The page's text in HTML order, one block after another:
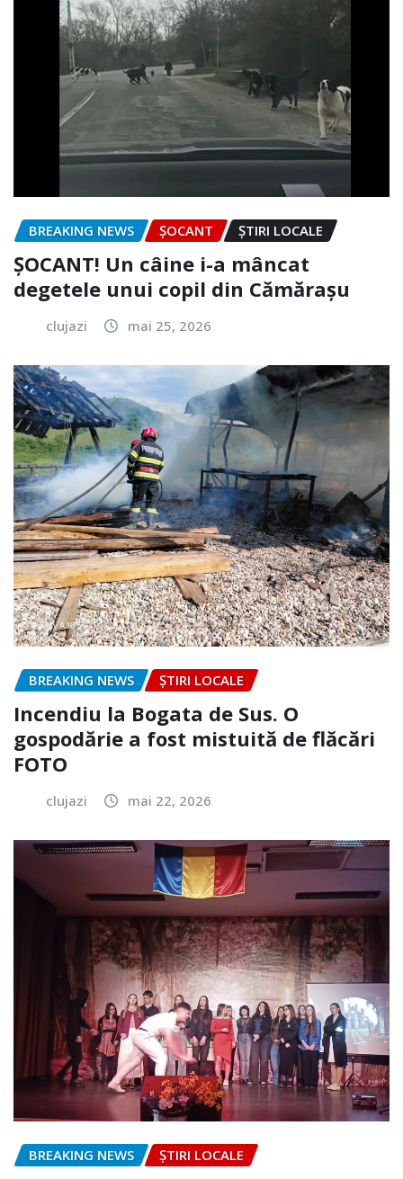
BREAKING NEWS ȘOCANT ȘTIRI LOCALE
ȘOCANT! Un câine i-a mâncat
degetele unui copil din Cămărașu
clujazi mai 25, 2026
BREAKING NEWS ȘTIRI LOCALE
Incendiu la Bogata de Sus. O
gospodărie a fost mistuită de flăcări
FOTO
clujazi mai 22, 2026
BREAKING NEWS ȘTIRI LOCALE